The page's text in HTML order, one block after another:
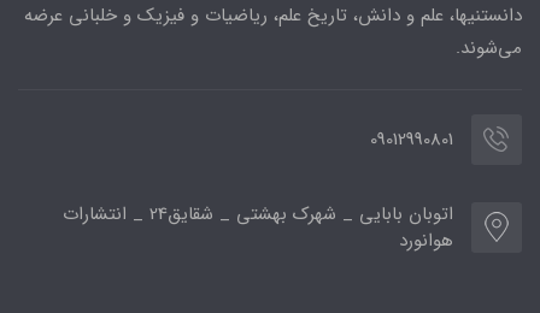
دانستنیها، علم و دانش، تاریخ علم، ریاضیات و فیزیک و خلبانی عرضه
می‌شوند.
09012990801
اتوبان بابایی _ شهرک بهشتی _ شقایق24 _ انتشارات
هوانورد